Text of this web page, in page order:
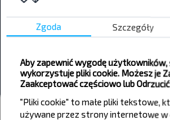
Kavali → Gubichy
Nov Vostraw → Gubichy
Rahachow → Gubichy
Dworce i przystanki
Zgoda Szczegóły
Aby zapewnić wygodę
wykorzystuje pliki cookie. Możesz je
Zaakceptować częściowo lub Odrzucić
"Pliki cookie" to małe pliki tekstowe,
używane przez strony internetowe w